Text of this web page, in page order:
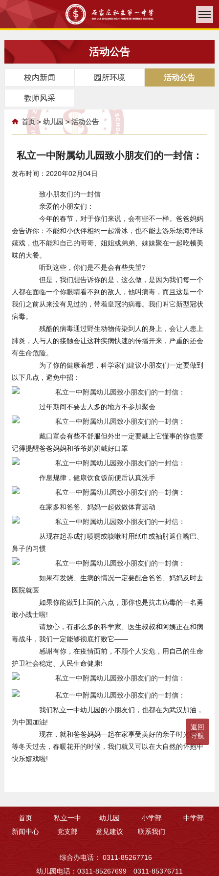
返回
导航
活动公告
校内新闻 园所环境 活动公告
教师风采
首页> 幼儿园>活动公告
私立一中附属幼儿园致小朋友们的一封信：
发布时间：2020年02月04日
致小朋友们的一封信
亲爱的小朋友们：
今年的春节，对于你们来说，会有些不一样。爸爸妈妈
会告诉你：不能和小伙伴相约一起滑冰，也不能去游乐场海洋球
嬉戏，也不能和自己的哥哥、姐姐或弟弟、妹妹聚在一起吃顿美
味的大餐。
听到这些，你们是不是会有些失望?
但是，我们想告诉你的是，这么做，是因为我们每一个
人都在面临一个你眼睛看不到的敌人，他叫病毒，而且这是一个
我们之前从来没有见过的，带着皇冠的病毒。我们叫它新型冠状
病毒。
残酷的病毒通过野生动物传染到人的身上，会让人患上
肺炎，人与人的接触会让这种疾病快速的传播开来，严重的还会
有生命危险。
为了你的健康着想，科学家们建议小朋友们一定要做到
以下几点，避免中招：
过年期间不要去人多的地方不参加聚会
戴口罩会有些不舒服但外出一定要戴上它懂事的你也要
记得提醒爸爸妈妈和爷爷奶奶戴好口罩
作息规律，健康饮食饭前便后认真洗手
在家多和爸爸、妈妈一起做做体育运动
从现在起养成打喷嚏或咳嗽时用纸巾或袖肘遮住嘴巴、
鼻子的习惯
如果有发烧、生病的情况一定要配合爸爸、妈妈及时去
医院就医
如果你能做到上面的六点，那你也是抗击病毒的一名勇
敢小战士啦!
请放心，有那么多的科学家、医生叔叔和阿姨正在和病
毒战斗，我们一定能够彻底打败它——
感谢有你，在疫情面前，不顾个人安危，用自己的生命
护卫社会稳定、人民生命健康!
我们私立一中幼儿园的小朋友们，也都在为武汉加油，
为中国加油!
现在，就和爸爸妈妈一起在家享受美好的亲子时光吧。
等冬天过去，春暖花开的时候，我们就又可以在大自然的怀抱中
快乐嬉戏啦!
首页 私立一中 幼儿园 小学部
中学部
新闻中心
党支部 意见建议 联系我们
综合办电话： 0311-85267716
幼儿园电话：0311-85267699 0311-85376711